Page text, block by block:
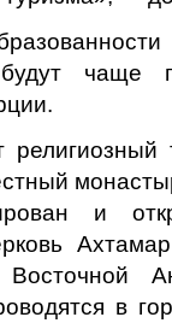
чаще
и
в